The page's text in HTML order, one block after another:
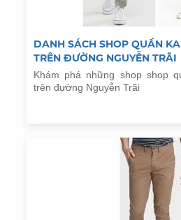
DANH SÁCH SHOP QUẦN
TRÊN ĐƯỜNG NGUYỄN TRÃI
Khám phá những shop shop
trên đường Nguyễn Trãi